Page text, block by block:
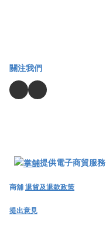
關注我們
提供電子商貿服務
商舖退貨及退款政策
提出意見